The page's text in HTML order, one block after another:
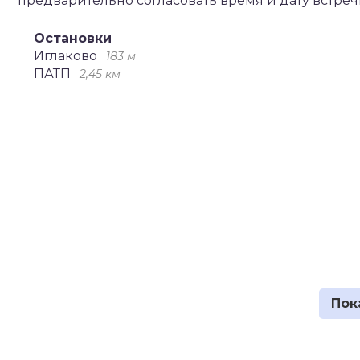
Остановки
Иглаково
183 м
ПАТП 2,45 км